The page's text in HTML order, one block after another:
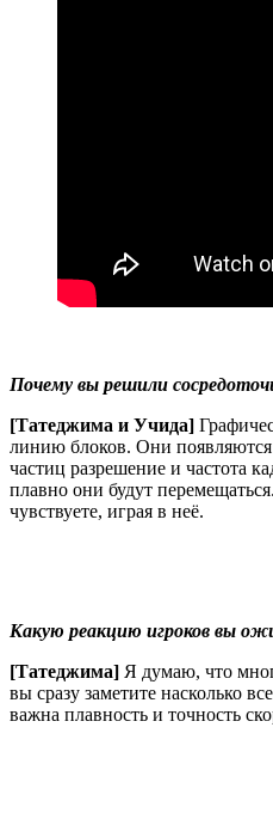
Почему вы решили
[Татеджима и Учида]
линию блоков. Они появляются
частиц разрешение и частота
плавно они будут
чувствуете, играя в неё.
Какую реакцию игроков вы
[Татеджима] Я думаю, что
вы сразу заметите насколько
важна плавность и точность